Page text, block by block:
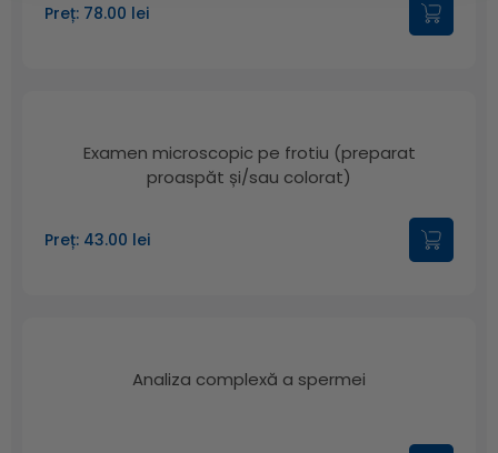
Preț: 78.00 lei
Examen microscopic pe frotiu (preparat
proaspăt și/sau colorat)
Preț: 43.00 lei
Analiza complexă a spermei